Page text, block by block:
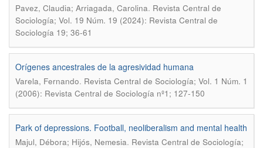
Pavez, Claudia; Arriagada, Carolina. Revista Central de
Sociología; Vol. 19 Núm. 19 (2024): Revista Central de
Sociología 19; 36-61
Orígenes ancestrales de la agresividad humana
Varela, Fernando. Revista Central de Sociología; Vol. 1 Núm. 1
(2006): Revista Central de Sociología nº1; 127-150
Park of depressions. Football, neoliberalism and mental health
Majul, Débora; Hijós, Nemesia. Revista Central de Sociología;